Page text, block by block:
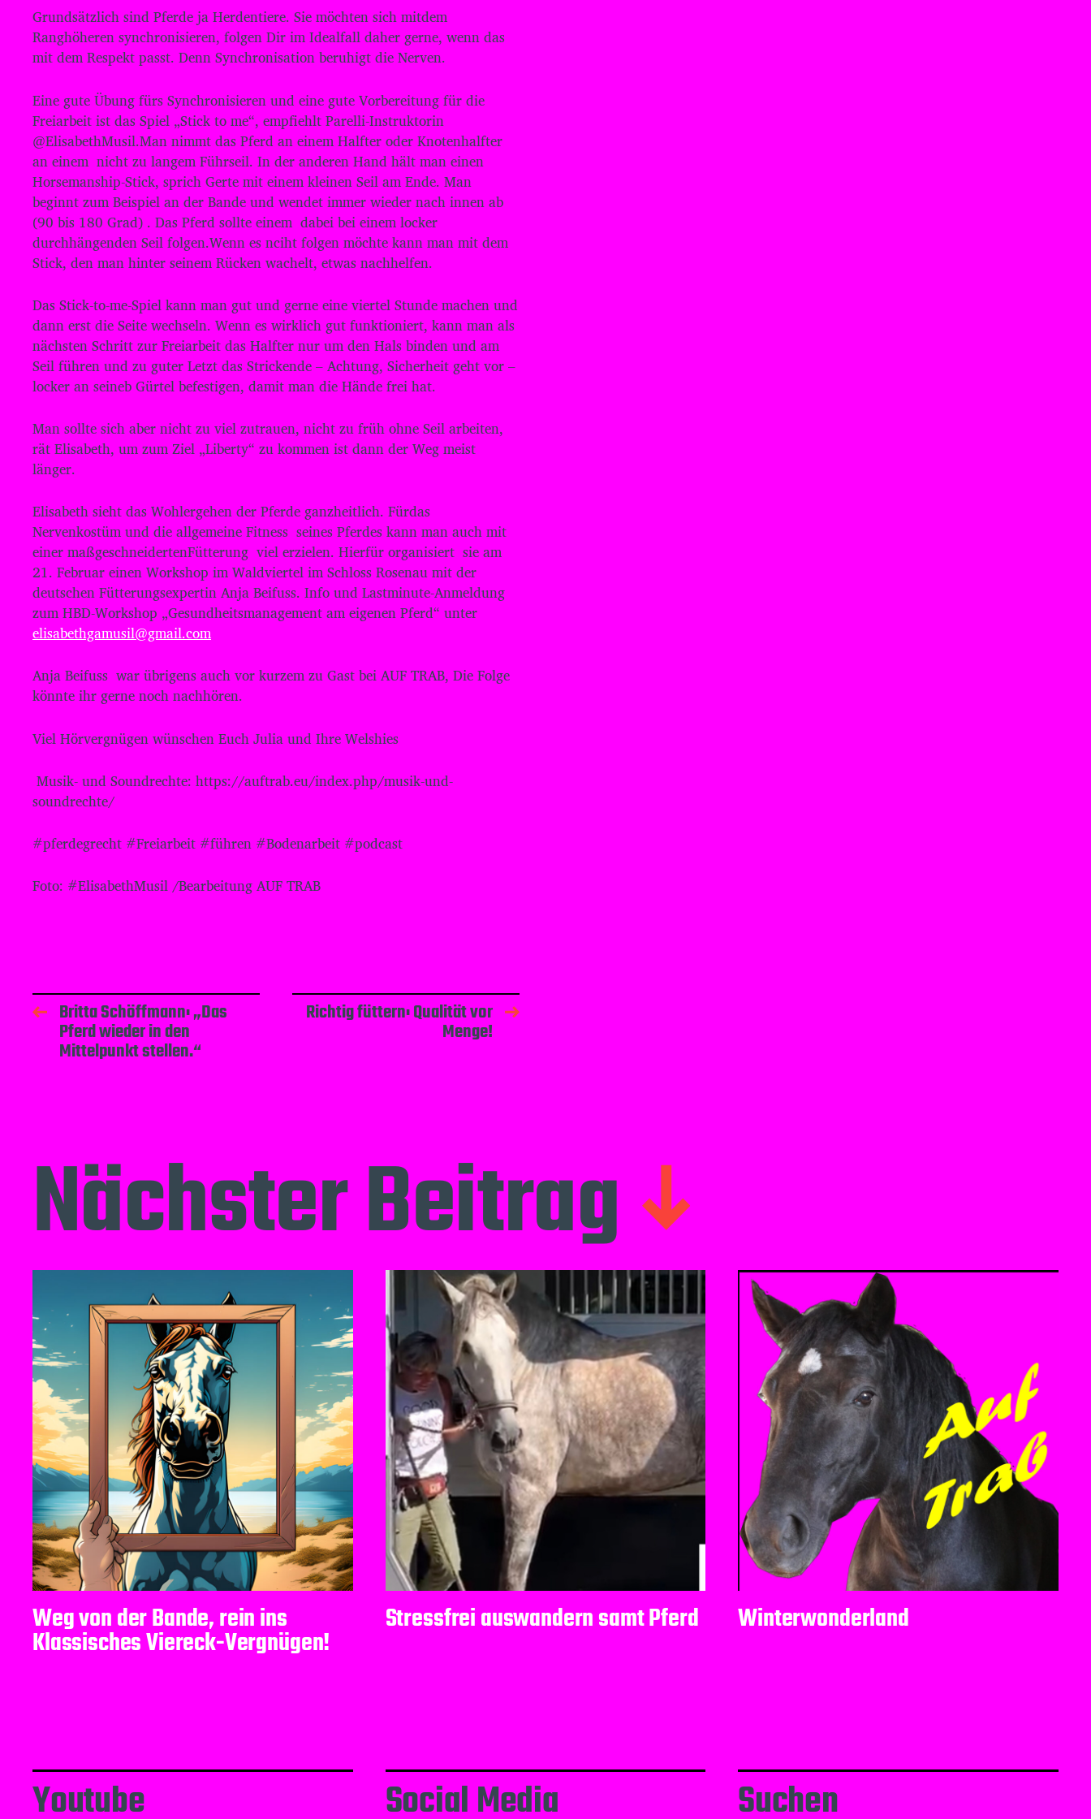
P
l
a
e
r
n
h
R
n
t
e
b
e
t
z
e
n
,
i
e
s
t
ä
r
k
e
z
e
Grundsätzlich sind Pferde ja Herdentiere. Sie möchten sich mitdem
Ranghöheren synchronisieren, folgen Dir im Idealfall daher gerne, wenn das
mit dem Respekt passt. Denn Synchronisation beruhigt die Nerven.
Eine gute Übung fürs Synchronisieren und eine gute Vorbereitung für die
Freiarbeit ist das Spiel „Stick to me“, empfiehlt Parelli-Instruktorin
@ElisabethMusil.Man nimmt das Pferd an einem Halfter oder Knotenhalfter
an einem nicht zu langem Führseil. In der anderen Hand hält man einen
Horsemanship-Stick, sprich Gerte mit einem kleinen Seil am Ende. Man
beginnt zum Beispiel an der Bande und wendet immer wieder nach innen ab
(90 bis 180 Grad) . Das Pferd sollte einem dabei bei einem locker
durchhängenden Seil folgen.Wenn es nciht folgen möchte kann man mit dem
Stick, den man hinter seinem Rücken wachelt, etwas nachhelfen.
Das Stick-to-me-Spiel kann man gut und gerne eine viertel Stunde machen und
dann erst die Seite wechseln. Wenn es wirklich gut funktioniert, kann man als
nächsten Schritt zur Freiarbeit das Halfter nur um den Hals binden und am
Seil führen und zu guter Letzt das Strickende – Achtung, Sicherheit geht vor –
locker an seineb Gürtel befestigen, damit man die Hände frei hat.
Man sollte sich aber nicht zu viel zutrauen, nicht zu früh ohne Seil arbeiten,
rät Elisabeth, um zum Ziel „Liberty“ zu kommen ist dann der Weg meist
länger.
Elisabeth sieht das Wohlergehen der Pferde ganzheitlich. Fürdas
Nervenkostüm und die allgemeine Fitness seines Pferdes kann man auch mit
einer maßgeschneidertenFütterung viel erzielen. Hierfür organisiert sie am
21. Februar einen Workshop im Waldviertel im Schloss Rosenau mit der
deutschen Fütterungsexpertin Anja Beifuss. Info und Lastminute-Anmeldung
zum HBD-Workshop „Gesundheitsmanagement am eigenen Pferd“ unter
elisabethgamusil@gmail.com
Anja Beifuss war übrigens auch vor kurzem zu Gast bei AUF TRAB, Die Folge
könnte ihr gerne noch nachhören.
Viel Hörvergnügen wünschen Euch Julia und Ihre Welshies
Musik- und Soundrechte: ⁠⁠⁠⁠⁠⁠⁠⁠⁠⁠⁠⁠⁠⁠⁠⁠⁠⁠⁠⁠⁠https://auftrab.eu/index.php/musik-und-
soundrechte/
#pferdegrecht #Freiarbeit #führen #Bodenarbeit #podcast
Foto: #ElisabethMusil /Bearbeitung AUF TRAB
Britta Schöffmann: „Das
Pferd wieder in den
Mittelpunkt stellen.“
Richtig füttern: Qualität vor
Menge!
Nächster Beitrag
Weg von der Bande, rein ins
Klassisches Viereck-Vergnügen!
Stressfrei auswandern samt Pferd Winterwonderland
Youtube Social Media Suchen